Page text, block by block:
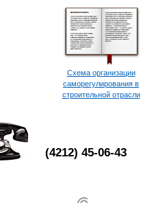
Схема организации
саморегулирования в
строительной отрасли
(4212) 45-06-43